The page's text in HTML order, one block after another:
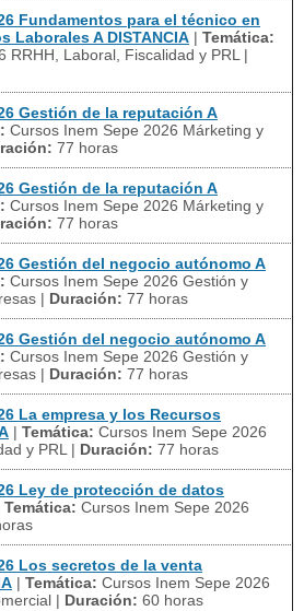
Fundamentos para el técnico en
Laborales A DISTANCIA | Temática:
RRHH, Laboral, Fiscalidad y PRL |
Gestión de la reputación A
Cursos Inem Sepe 2026 Márketing y
77 horas
Gestión de la reputación A
Cursos Inem Sepe 2026 Márketing y
77 horas
Gestión del negocio autónomo A
Cursos Inem Sepe 2026 Gestión y
| Duración: 77 horas
Gestión del negocio autónomo A
Cursos Inem Sepe 2026 Gestión y
| Duración: 77 horas
La empresa y los Recursos
| Temática: Cursos Inem Sepe 2026
y PRL | Duración: 77 horas
Ley de protección de datos
Temática: Cursos Inem Sepe 2026
Los secretos de la venta
| Temática: Cursos Inem Sepe 2026
| Duración: 60 horas